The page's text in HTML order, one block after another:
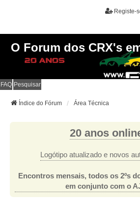
Registe-
O Forum dos CRX's
FAQ Pesquisar
Índice do Fórum Área Técnica
20 anos
Logótipo atualizado e novos
Encontros mensais, todos os 2ºs
em conjunto com o